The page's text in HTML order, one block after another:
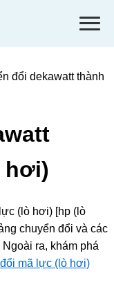
đổi dekawatt thành
hơi)
(lò hơi) [hp (lò
chuyển đổi và các
ra, khám phá
mã lực (lò hơi)